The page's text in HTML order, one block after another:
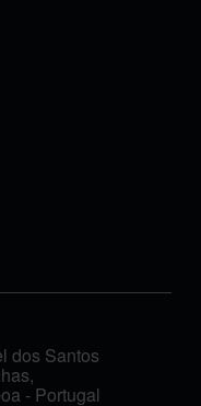
dos Santos
- Portugal